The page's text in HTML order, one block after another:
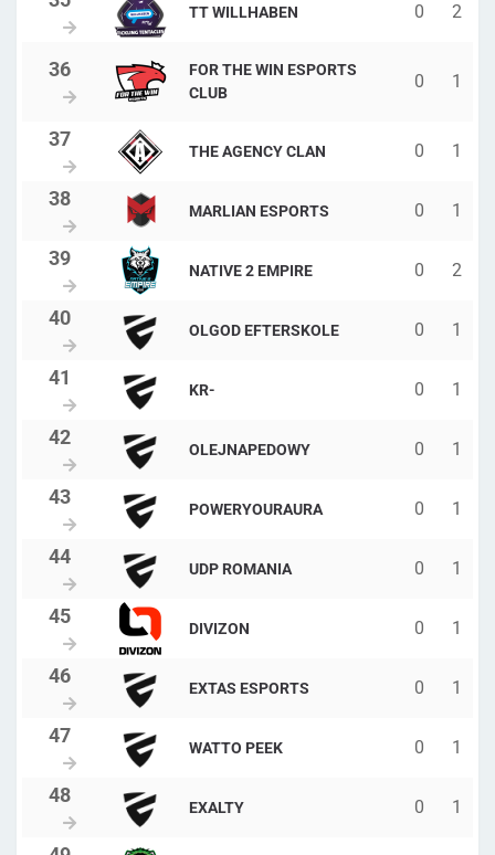
TT WILLHABEN 0 2
FOR THE WIN ESPORTS
CLUB
0 1
THE AGENCY CLAN 0 1
MARLIAN ESPORTS 0 1
NATIVE 2 EMPIRE 0 2
OLGOD EFTERSKOLE 0 1
KR- 0 1
OLEJNAPEDOWY 0 1
POWERYOURAURA 0 1
UDP ROMANIA 0 1
DIVIZON 0 1
EXTAS ESPORTS 0 1
WATTO PEEK 0 1
EXALTY 0 1